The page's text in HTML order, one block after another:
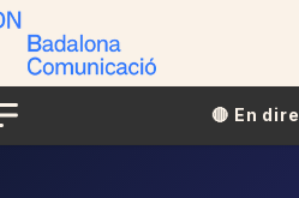
Menu
🔴​​ En